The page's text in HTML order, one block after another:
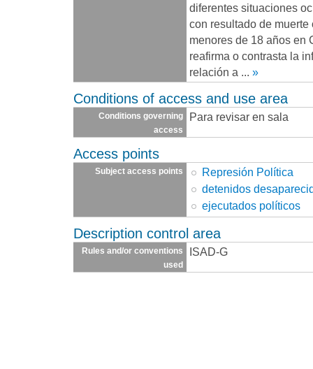
diferentes situaciones
con resultado de
menores de 18 años en
reafirma o contrasta la
relación a
»
Conditions of access and use area
Conditions governing
access
Para revisar en sala
Access points
Subject access points
Represión Política
detenidos
ejecutados políticos
Description control area
Rules and/or conventions
used
ISAD-G